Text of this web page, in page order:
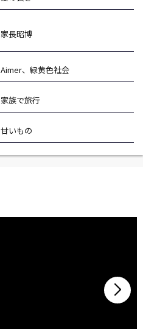
家長昭博
Aimer、緑黄色社会
家族で旅行
甘いもの